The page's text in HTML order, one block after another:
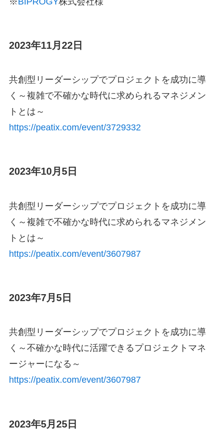
2023年11月22日
共創型リーダーシップでプロジェクトを成功に導
く～複雑で不確かな時代に求められるマネジメン
トとは～
https://peatix.com/event/3729332
2023年10月5日
共創型リーダーシップでプロジェクトを成功に導
く～複雑で不確かな時代に求められるマネジメン
トとは～
https://peatix.com/event/3607987
2023年7月5日
共創型リーダーシップでプロジェクトを成功に導
く～不確かな時代に活躍できるプロジェクトマネ
ージャーになる～
https://peatix.com/event/3607987
2023年5月25日